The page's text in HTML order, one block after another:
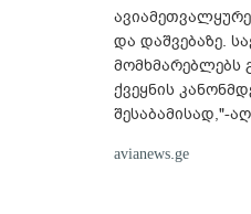
და დაშვებაზე.
მომხმარებლებს
ქვეყნის
შესაბამისად,"-
avianews.ge